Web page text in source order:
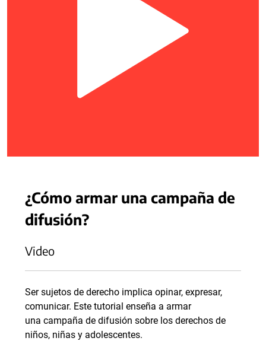
¿Cómo armar una campaña de
difusión?
Video
Ser sujetos de derecho implica opinar, expresar,
comunicar. Este tutorial enseña a armar
una campaña de difusión sobre los derechos de
niños, niñas y adolescentes.